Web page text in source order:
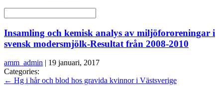
Insamling och kemisk analys av miljöfororeningar i
svensk modersmjölk-Resultat från 2008-2010
amm_admin | 19 januari, 2017
Categories:
← Hg i hår och blod hos gravida kvinnor i Västsverige